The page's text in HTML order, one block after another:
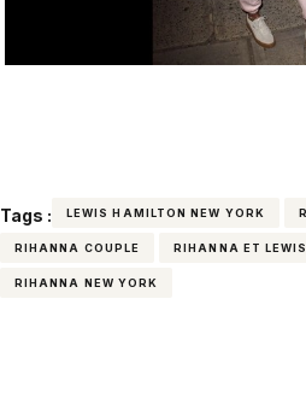
Tags : LEWIS HAMILTON NEW YORK
RIHANNA COUPLE RIHANNA ET
RIHANNA NEW YORK